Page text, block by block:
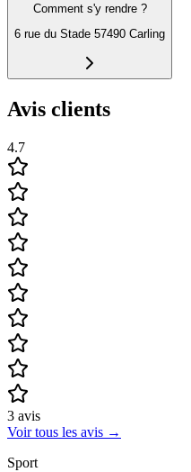
Comment s'y rendre ?
6 rue du Stade 57490 Carling
Avis clients
4.7
3 avis
Voir tous les avis →
Sport